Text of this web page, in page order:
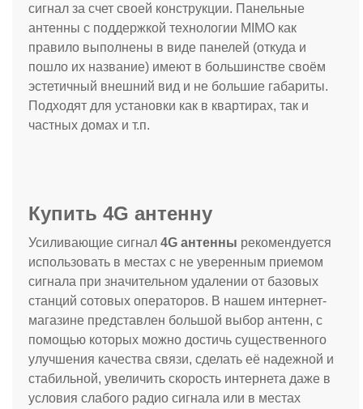
сигнал за счет своей конструкции. Панельные
антенны с поддержкой технологии MIMO как
правило выполнены в виде панелей (откуда и
пошло их название) имеют в большинстве своём
эстетичный внешний вид и не большие габариты.
Подходят для установки как в квартирах, так и
частных домах и т.п.
Купить 4G антенну
Усиливающие сигнал 4G антенны рекомендуется
использовать в местах с не уверенным приемом
сигнала при значительном удалении от базовых
станций сотовых операторов. В нашем интернет-
магазине представлен большой выбор антенн, с
помощью которых можно достичь существенного
улучшения качества связи, сделать её надежной и
стабильной, увеличить скорость интернета даже в
условия слабого радио сигнала или в местах